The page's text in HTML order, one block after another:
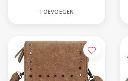
TOEVOEGEN